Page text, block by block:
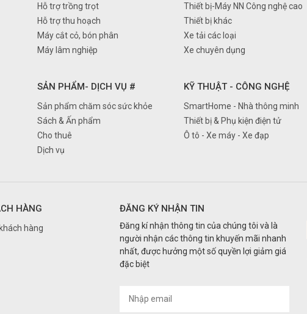
Hỗ trợ trồng trọt
Hỗ trợ thu hoạch
Máy cắt cỏ, bón phân
Máy lâm nghiệp
Thiết bị-Máy NN Công nghệ cao
Thiết bị khác
Xe tải các loại
Xe chuyên dụng
SẢN PHẨM- DỊCH VỤ #
Sản phẩm chăm sóc sức khỏe
Sách & Ấn phẩm
Cho thuê
Dịch vụ
KỸ THUẬT - CÔNG NGHỆ
SmartHome - Nhà thông minh
Thiết bị & Phụ kiện điện tử
Ô tô - Xe máy - Xe đạp
HÀNG
hàng
ĐĂNG KÝ NHẬN TIN
Đăng kí nhận thông tin của chúng tôi và là
người nhận các thông tin khuyến mãi nhanh
nhất, được hưởng một số quyền lợi giảm giá
đặc biệt